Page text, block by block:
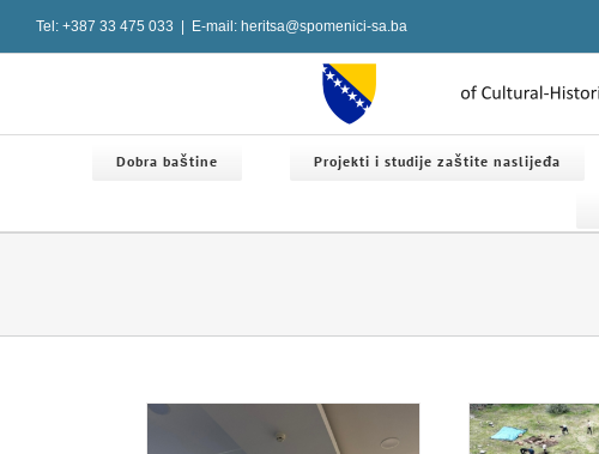
Tel: +387 33 475 033 E-mail: heritsa@spomenici-sa.ba
Dobra baštine Projekti i studije zaštite naslijeđa